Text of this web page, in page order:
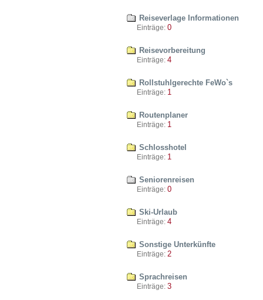
Reiseverlage Informationen
Einträge: 0
Reisevorbereitung
Einträge: 4
Rollstuhlgerechte FeWo`s
Einträge: 1
Routenplaner
Einträge: 1
Schlosshotel
Einträge: 1
Seniorenreisen
Einträge: 0
Ski-Urlaub
Einträge: 4
Sonstige Unterkünfte
Einträge: 2
Sprachreisen
Einträge: 3